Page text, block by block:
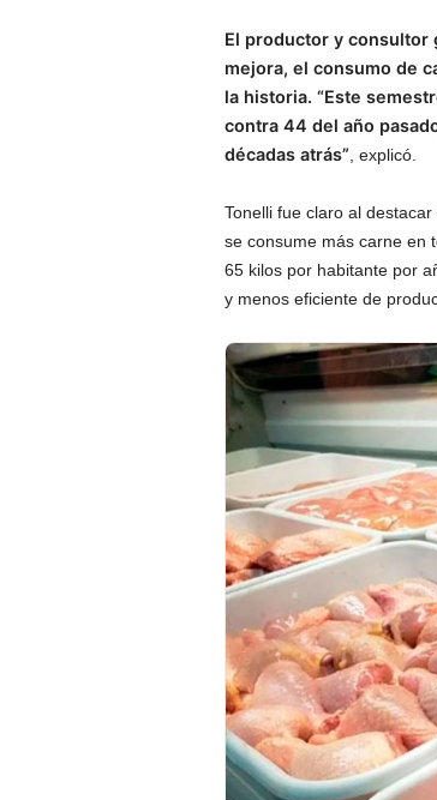
El productor y consultor
mejora, el consumo de
la historia. “Este
contra 44 del año
décadas atrás”, explicó.
Tonelli fue claro al
se consume más carne en
65 kilos por habitante por
y menos eficiente de